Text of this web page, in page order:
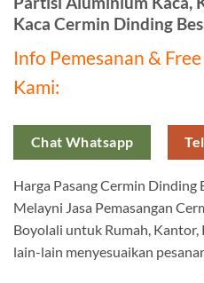
Kaca Cermin Dinding
Info Pemesanan &
Kami:
Chat Whatsapp
Harga Pasang Cermin Dinding
Melayni Jasa Pemasangan
Boyolali untuk Rumah, Kantor,
lain-lain menyesuaikan